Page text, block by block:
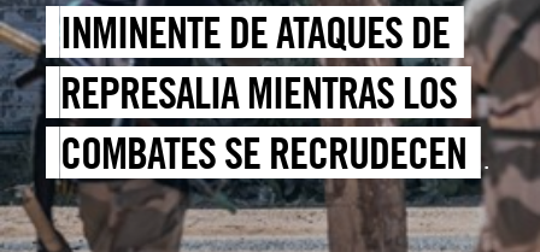
INMINENTE DE ATAQUES DE
REPRESALIA MIENTRAS LOS
COMBATES SE RECRUDECEN
EN JARTUM Y DARFUR